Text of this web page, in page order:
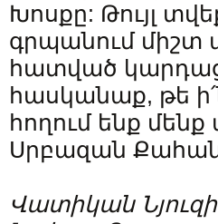
Խոսքը: Թույլ
գրպանում միշտ
հատված
հասկանաք, թե
հողում ենք
Սրբազան
Վատիկան Նյուզի